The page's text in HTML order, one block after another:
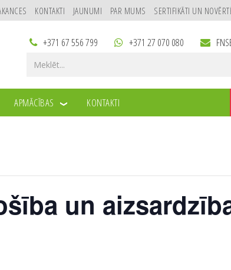
KONTAKTI JAUNUMI PAR MUMS SERTIFIKĀTI UN
+371 67 556 799 +371 27 070 080
APMĀCĪBAS KONTAKTI
un